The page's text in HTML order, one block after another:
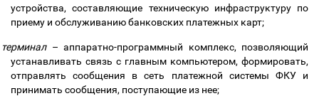
устройства, составляющие техническую инфраструктуру по
приему и обслуживанию банковских платежных карт;
терминал – аппаратно-программный комплекс, позволяющий
устанавливать связь с главным компьютером, формировать,
отправлять сообщения в сеть платежной системы ФКУ и
принимать сообщения, поступающие из нее;